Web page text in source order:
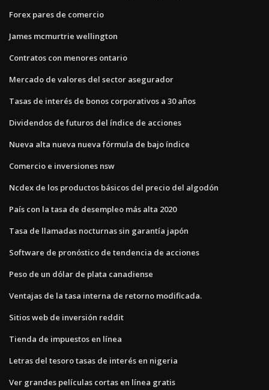
Forex pares de comercio
James mcmurtrie wellington
Contratos con menores ontario
Mercado de valores del sector asegurador
Tasas de interés de bonos corporativos a 30 años
Dividendos de futuros del índice de acciones
Nueva alta nueva nueva fórmula de bajo índice
Comercio e inversiones nsw
Ncdex de los productos básicos del precio del algodón
País con la tasa de desempleo más alta 2020
Tasa de llamadas nocturnas sin garantía japón
Software de pronóstico de tendencia de acciones
Peso de un dólar de plata canadiense
Ventajas de la tasa interna de retorno modificada.
Sitios web de inversión reddit
Tienda de impuestos en línea
Letras del tesoro tasas de interés en nigeria
Ver grandes películas cortas en línea gratis